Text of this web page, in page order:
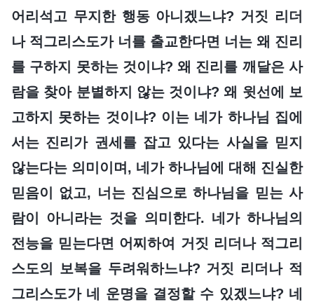
어리석고 무지한 행동 아니겠느냐? 거짓 리더
나 적그리스도가 너를 출교한다면 너는 왜 진리
를 구하지 못하는 것이냐? 왜 진리를 깨달은 사
람을 찾아 분별하지 않는 것이냐? 왜 윗선에 보
고하지 못하는 것이냐? 이는 네가 하나님 집에
서는 진리가 권세를 잡고 있다는 사실을 믿지
않는다는 의미이며, 네가 하나님에 대해 진실한
믿음이 없고, 너는 진심으로 하나님을 믿는 사
람이 아니라는 것을 의미한다. 네가 하나님의
전능을 믿는다면 어찌하여 거짓 리더나 적그리
스도의 보복을 두려워하느냐? 거짓 리더나 적
그리스도가 네 운명을 결정할 수 있겠느냐? 네